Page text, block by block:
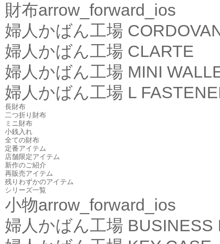
財布arrow_forward_ios
婦人かばん工場
婦人かばん工場 CLARTE
婦人かばん工場 MINI
婦人かばん工場 L
長財布
二つ折り財布
ミニ財布
小銭入れ
全ての財布
定番アイテム
店舗限定アイテム
新作のご紹介
再販売アイテム
残りわずかのアイテム
シリーズ一覧
小物arrow_forward_ios
婦人かばん工場 BUSINESS